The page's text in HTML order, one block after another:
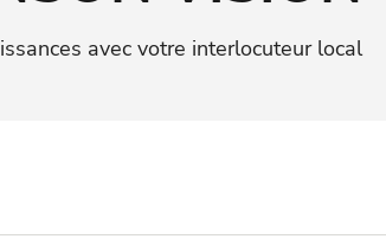
avec votre interlocuteur local